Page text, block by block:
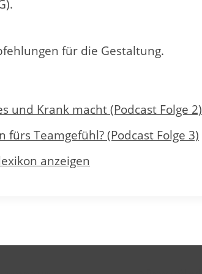
für die Gestaltung.
und Krank macht (Podcast Folge 2)
fürs Teamgefühl? (Podcast Folge 3)
anzeigen